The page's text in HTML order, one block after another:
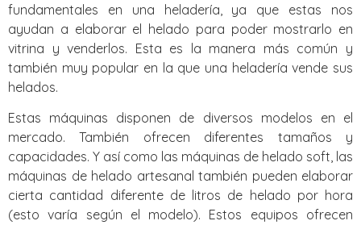
fundamentales en una heladería, ya que estas nos
ayudan a elaborar el helado para poder mostrarlo en
vitrina y venderlos. Esta es la manera más común y
también muy popular en la que una heladería vende sus
helados.
Estas máquinas disponen de diversos modelos en el
mercado. También ofrecen diferentes tamaños y
capacidades. Y así como las máquinas de helado soft, las
máquinas de helado artesanal también pueden elaborar
cierta cantidad diferente de litros de helado por hora
(esto varía según el modelo). Estos equipos ofrecen